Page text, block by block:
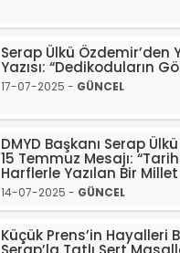
Serap Ülkü Özdemir’den
Yazısı: “Dedikoduların
17-07-2025 - GÜNCEL
DMYD Başkanı Serap
15 Temmuz Mesajı:
Harflerle Yazılan Bir
14-07-2025 - GÜNCEL
Küçük Prens’in Hayalleri